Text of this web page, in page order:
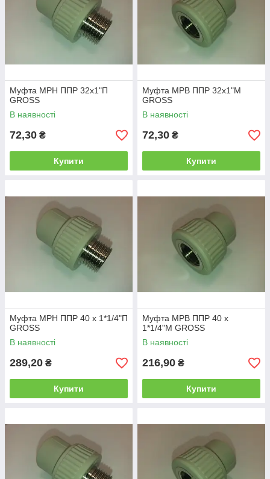
Муфта МРН ППР 32х1"П
GROSS
В наявності
72,30 ₴
Купити
Муфта МРВ ППР 32х1"М
GROSS
В наявності
72,30 ₴
Купити
Муфта МРН ППР 40 х 1*1/4"П
GROSS
В наявності
289,20 ₴
Купити
Муфта МРВ ППР 40 х
1*1/4"М GROSS
В наявності
216,90 ₴
Купити